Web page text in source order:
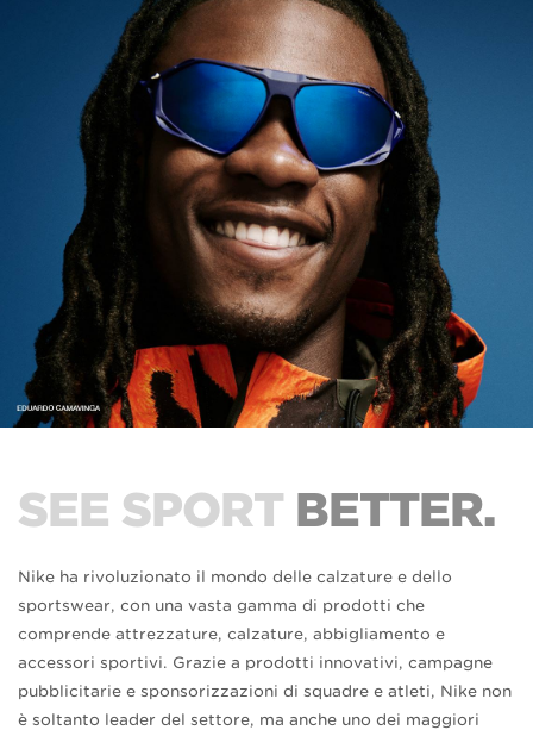
SEE SPORT BETTER.
Nike ha rivoluzionato il mondo delle calzature e dello
sportswear, con una vasta gamma di prodotti che
comprende attrezzature, calzature, abbigliamento e
accessori sportivi. Grazie a prodotti innovativi, campagne
pubblicitarie e sponsorizzazioni di squadre e atleti, Nike non
è soltanto leader del settore, ma anche uno dei maggiori